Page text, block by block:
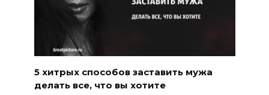
5 хитрых способов заставить мужа
делать все, что вы хотите